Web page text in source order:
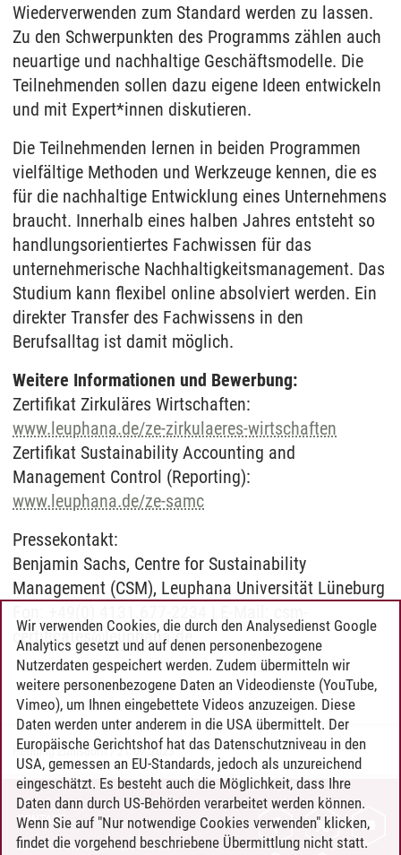
Wiederverwenden zum Standard werden zu lassen.
Zu den Schwerpunkten des Programms zählen auch
neuartige und nachhaltige Geschäftsmodelle. Die
Teilnehmenden sollen dazu eigene Ideen entwickeln
und mit Expert*innen diskutieren.
Die Teilnehmenden lernen in beiden Programmen
vielfältige Methoden und Werkzeuge kennen, die es
für die nachhaltige Entwicklung eines Unternehmens
braucht. Innerhalb eines halben Jahres entsteht so
handlungsorientiertes Fachwissen für das
unternehmerische Nachhaltigkeitsmanagement. Das
Studium kann flexibel online absolviert werden. Ein
direkter Transfer des Fachwissens in den
Berufsalltag ist damit möglich.
Weitere Informationen und Bewerbung:
Zertifikat Zirkuläres Wirtschaften:
www.leuphana.de/ze-zirkulaeres-wirtschaften
Zertifikat Sustainability Accounting and
Management Control (Reporting):
www.leuphana.de/ze-samc
Pressekontakt:
Benjamin Sachs, Centre for Sustainability
Management (CSM), Leuphana Universität Lüneburg
certificates@leuphana.de
Henning Zühlsdorff/21.07.2023
KONTAKT
LEUPHANA ALS ARBEITGEBER
Wir verwenden Cookies, die durch den Analysedienst Google
Analytics gesetzt und auf denen personenbezogene
Nutzerdaten gespeichert werden. Zudem übermitteln wir
weitere personenbezogene Daten an Videodienste (YouTube,
Vimeo), um Ihnen eingebettete Videos anzuzeigen. Diese
Daten werden unter anderem in die USA übermittelt. Der
Europäische Gerichtshof hat das Datenschutzniveau in den
USA, gemessen an EU-Standards, jedoch als unzureichend
eingeschätzt. Es besteht auch die Möglichkeit, dass Ihre
Daten dann durch US-Behörden verarbeitet werden können.
Wenn Sie auf "Nur notwendige Cookies verwenden" klicken,
findet die vorgehend beschriebene Übermittlung nicht statt.